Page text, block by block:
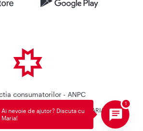
consumatorilor - ANPC
Privata de Sanatate REGINA MARIA.
Toate drepturile rezervate.
Ai nevoie de ajutor? Discuta cu
Maria!